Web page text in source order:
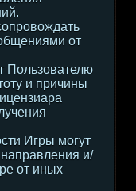
от
Пользователю
и причины
Игры могут
и/
от иных